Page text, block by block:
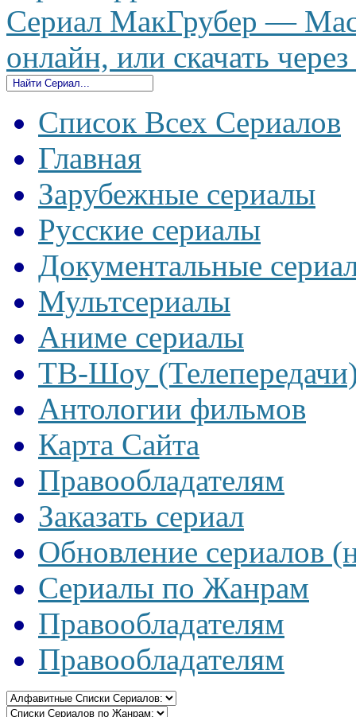
Сериал МакГрубер —
онлайн, или скачать
Список Всех Сериалов
Главная
Зарубежные сериалы
Русские сериалы
Документальные
Мультсериалы
Аниме сериалы
ТВ-Шоу
Антологии фильмов
Карта Сайта
Правообладателям
Заказать сериал
Обновление сериалов
Сериалы по Жанрам
Правообладателям
Правообладателям